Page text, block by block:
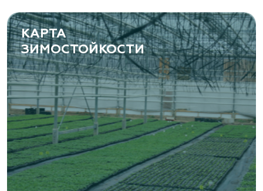
КАРТА
ЗИМОСТОЙКОСТИ